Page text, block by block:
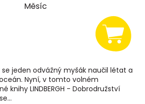
Měsíc
jeden odvážný myšák naučil létat a
Nyní, v tomto volném
knihy LINDBERGH - Dobrodružství